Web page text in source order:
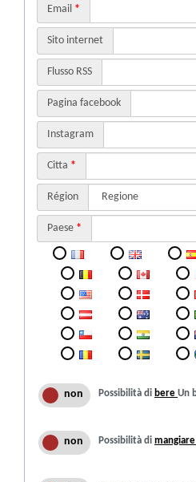
Email *
Sito internet
Flusso RSS
Pagina facebook
Instagram
Citta *
Région
Paese *
Possibilità di bere
Possibilità di mangiare